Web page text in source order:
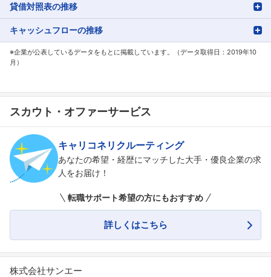
貸借対照表の推移
キャッシュフローの推移
※企業が公表しているデータをもとに掲載しています。（データ取得日：2019年10
月）
スカウト・オファーサービス
キャリコネリクルーティング
あなたの希望・経歴にマッチした大手・優良企業の求
人をお届け！
転職サポート希望の方にもおすすめ
詳しくはこちら
株式会社サンエー